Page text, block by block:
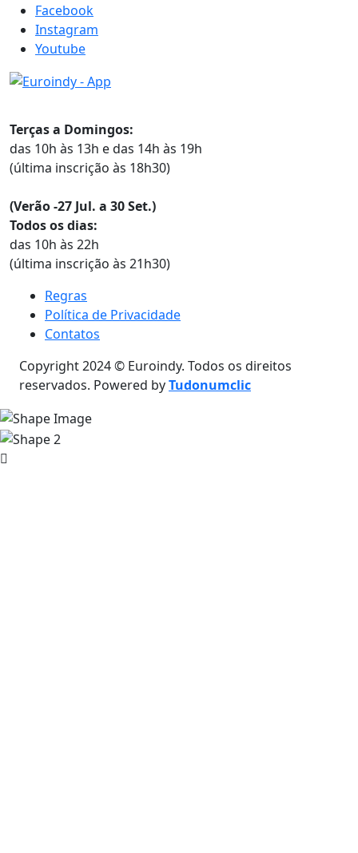
Facebook
Instagram
Youtube
Terças a Domingos:
das 10h às 13h e das 14h às 19h
(última inscrição às 18h30)
(Verão -27 Jul. a 30 Set.)
Todos os dias:
das 10h às 22h
(última inscrição às 21h30)
Regras
Política de Privacidade
Contatos
Copyright 2024 © Euroindy. Todos os direitos
reservados. Powered byTudonumclic